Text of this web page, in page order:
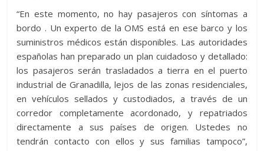
“En este momento, no hay pasajeros con síntomas a
bordo . Un experto de la OMS está en ese barco y los
suministros médicos están disponibles. Las autoridades
españolas han preparado un plan cuidadoso y detallado:
los pasajeros serán trasladados a tierra en el puerto
industrial de Granadilla, lejos de las zonas residenciales,
en vehículos sellados y custodiados, a través de un
corredor completamente acordonado, y repatriados
directamente a sus países de origen. Ustedes no
tendrán contacto con ellos y sus familias tampoco”,